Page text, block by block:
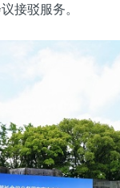
接驳服务。